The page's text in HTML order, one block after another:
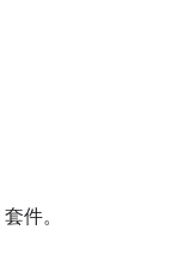
套件。